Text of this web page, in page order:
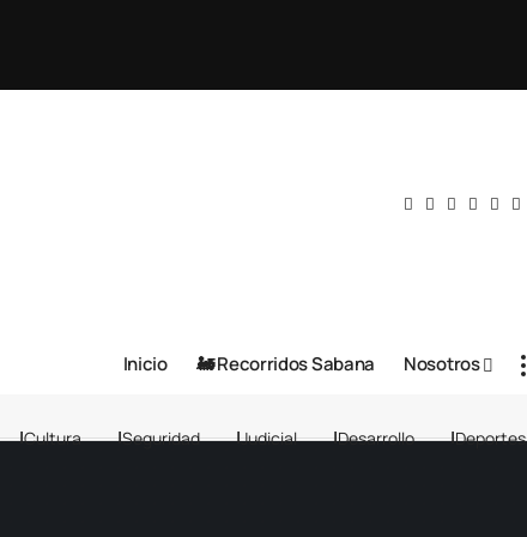
Inicio 🚂 Recorridos Sabana Nosotros
Cultura Seguridad Judicial Desarrollo Deportes